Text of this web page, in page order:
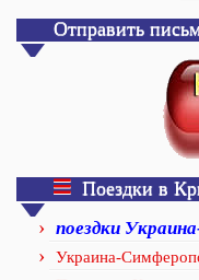
Отправить
Поездки в
поездки
Украина-